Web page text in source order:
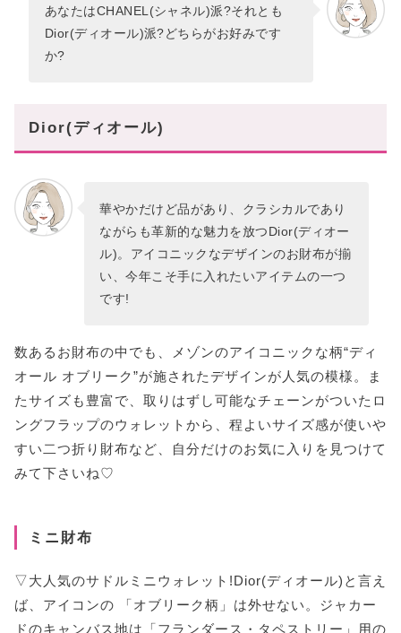
あなたはCHANEL(シャネル)派?それとも
Dior(ディオール)派?どちらがお好みです
か?
Dior(ディオール)
華やかだけど品があり、クラシカルであり
ながらも革新的な魅力を放つDior(ディオー
ル)。アイコニックなデザインのお財布が揃
い、今年こそ手に入れたいアイテムの一つ
です!
数あるお財布の中でも、メゾンのアイコニックな柄“ディ
オール オブリーク”が施されたデザインが人気の模様。ま
たサイズも豊富で、取りはずし可能なチェーンがついたロ
ングフラップのウォレットから、程よいサイズ感が使いや
すい二つ折り財布など、自分だけのお気に入りを見つけて
みて下さいね♡
ミニ財布
▽大人気のサドルミニウォレット!Dior(ディオール)と言え
ば、アイコンの 「オブリーク柄」は外せない。ジャカー
ドのキャンバス地は「フランダース・タペストリー」用の